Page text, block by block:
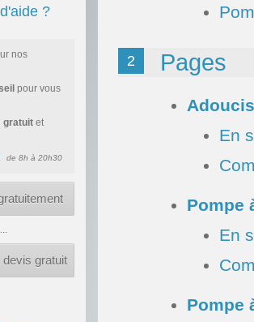
2 Pages
En
Pompe
En
Pompe
?
nos
pour vous
gratuit et
de 8h à 20h30
devis gratuit